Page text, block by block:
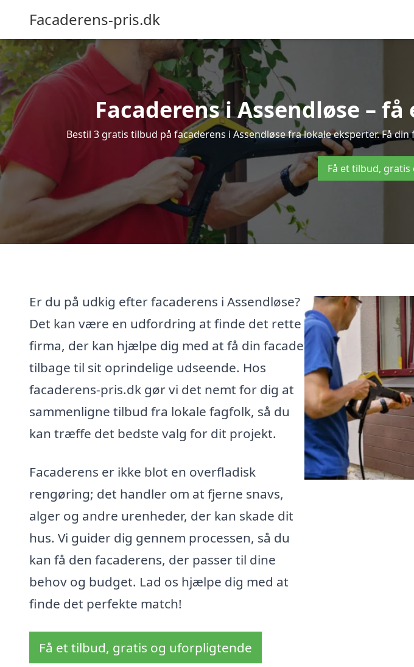
Facaderens-pris.dk
Facaderens i Assendløse –
Bestil 3 gratis tilbud på facaderens i Assendløse fra lokale eksperter. Få
Få et tilbud,
Er du på udkig efter facaderens i Assendløse?
Det kan være en udfordring at finde det rette
firma, der kan hjælpe dig med at få din facade
tilbage til sit oprindelige udseende. Hos
facaderens-pris.dk gør vi det nemt for dig at
sammenligne tilbud fra lokale fagfolk, så du
kan træffe det bedste valg for dit projekt.
Facaderens er ikke blot en overfladisk
rengøring; det handler om at fjerne snavs,
alger og andre urenheder, der kan skade dit
hus. Vi guider dig gennem processen, så du
kan få den facaderens, der passer til dine
behov og budget. Lad os hjælpe dig med at
finde det perfekte match!
Få et tilbud, gratis og uforpligtende